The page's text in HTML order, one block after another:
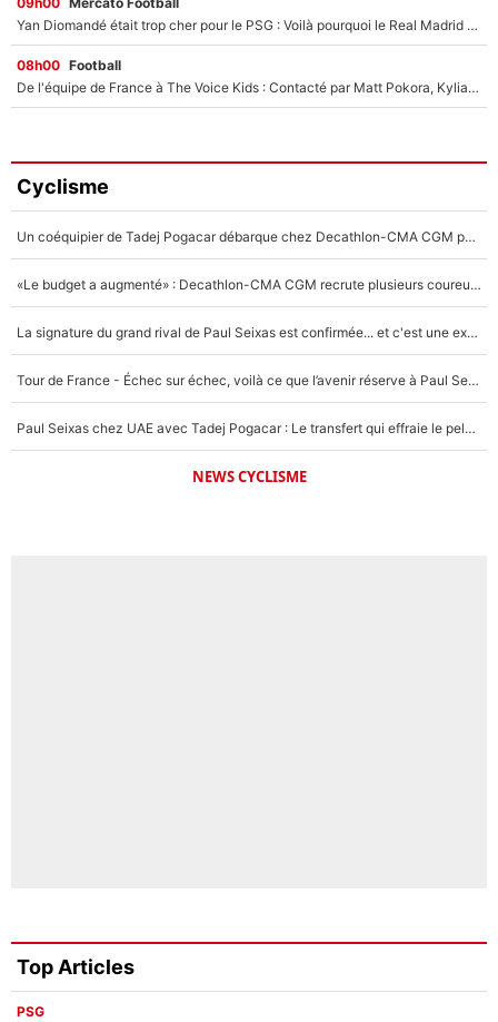
Yan Diomandé était trop cher pour le PSG : Voilà pourquoi le Real Madrid a accepté de payer la somme record de 140M€ pour boucler son transfert !
08h00 Football
De l'équipe de France à The Voice Kids : Contacté par Matt Pokora, Kylian Mbappé a accepté de jouer un rôle inédit sur TF1 !
Cyclisme
Un coéquipier de Tadej Pogacar débarque chez Decathlon-CMA CGM pour épauler Paul Seixas : «Mes meilleures années sont à venir»
«Le budget a augmenté» : Decathlon-CMA CGM recrute plusieurs coureurs pour offrir à Paul Seixas une équipe pour gagner le Tour de France 2027
La signature du grand rival de Paul Seixas est confirmée... et c'est une excellente nouvelle pour l'équipe Decathlon-CMA CGM !
Tour de France - Échec sur échec, voilà ce que l’avenir réserve à Paul Seixas : «Tant qu’il y aura un Pogacar comme celui-là...»
Paul Seixas chez UAE avec Tadej Pogacar : Le transfert qui effraie le peloton, «c’est la pire des choses qui puisse arriver»
NEWS CYCLISME
Top Articles
PSG